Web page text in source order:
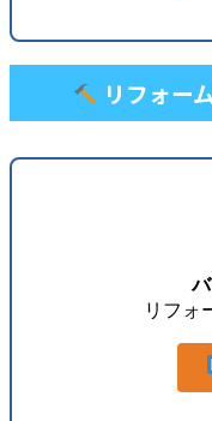
リフォー
リフォ